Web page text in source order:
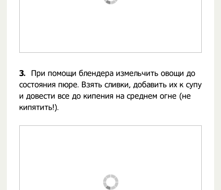
3.
При помощи блендера измельчить овощи до
состояния пюре. Взять сливки, добавить их к супу
и довести все до кипения на среднем огне (не
кипятить!).